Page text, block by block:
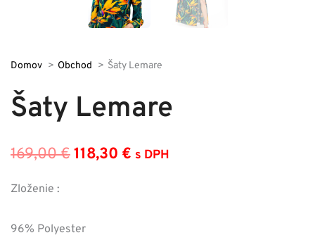
Domov Obchod Šaty Lemare
Šaty Lemare
169,00€ Pôvodná
118,30 € Aktuálna
s DPH
Zloženie :
96% Polyester